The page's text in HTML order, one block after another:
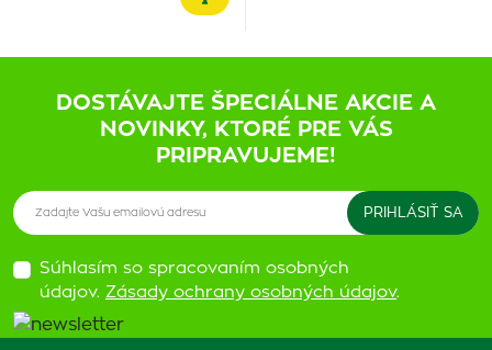
DOSTÁVAJTE ŠPECIÁLNE AKCIE A
NOVINKY, KTORÉ PRE VÁS
PRIPRAVUJEME!
Súhlasím so spracovaním osobných
údajov. Zásady ochrany osobných údajov.